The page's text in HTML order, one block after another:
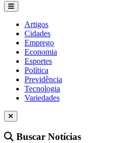
Artigos
Cidades
Emprego
Economia
Esportes
Política
Previdência
Tecnologia
Variedades
Buscar Notícias